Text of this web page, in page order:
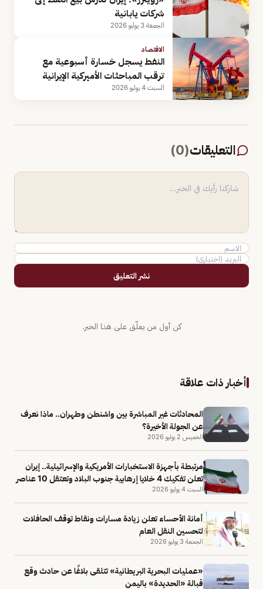
‌شركات يابانية
الجمعة 3 يوليو 2026
الاقتصاد
النفط يسجل خسارة أسبوعية مع
ترقب المباحثات الأميركية الإيرانية
السبت 4 يوليو 2026
التعليقات(
0
)
نشر التعليق
كن أول من يعلّق على هذا الخبر.
أخبار ذات علاقة
المحادثات غير المباشرة بين واشنطن وطهران.. ماذا نعرف
عن الجولة الأخيرة؟
الخميس 2 يوليو 2026
مرتبطة بأجهزة الاستخبارات الأمريكية والإسرائيلية.. إيران
تعلن تفكيك 4 خلايا إرهابية جنوب البلاد وتعتقل 10 عناصر
السبت 4 يوليو 2026
أمانة الأحساء تعلن زيادة مسارات ونقاط توقف الحافلات
لتحسين النقل العام
الجمعة 3 يوليو 2026
«عمليات ​البحرية البريطانية» تتلقى بلاغًا عن حادث وقع
قبالة «الحديدة» باليمن